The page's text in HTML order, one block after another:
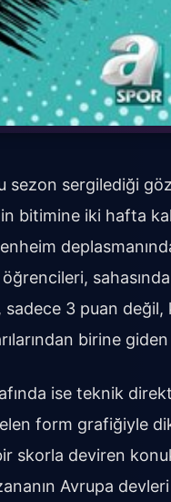
sezon sergilediği
bitimine iki hafta
3 puan değil,
birine giden
ise teknik
form grafiğiyle
skorla deviren
Avrupa devleri